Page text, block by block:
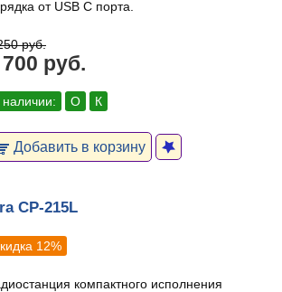
от USB C порта.
руб.
руб.
наличии: О К
Добавить в корзину
CP-215L
12%
компактного исполнения